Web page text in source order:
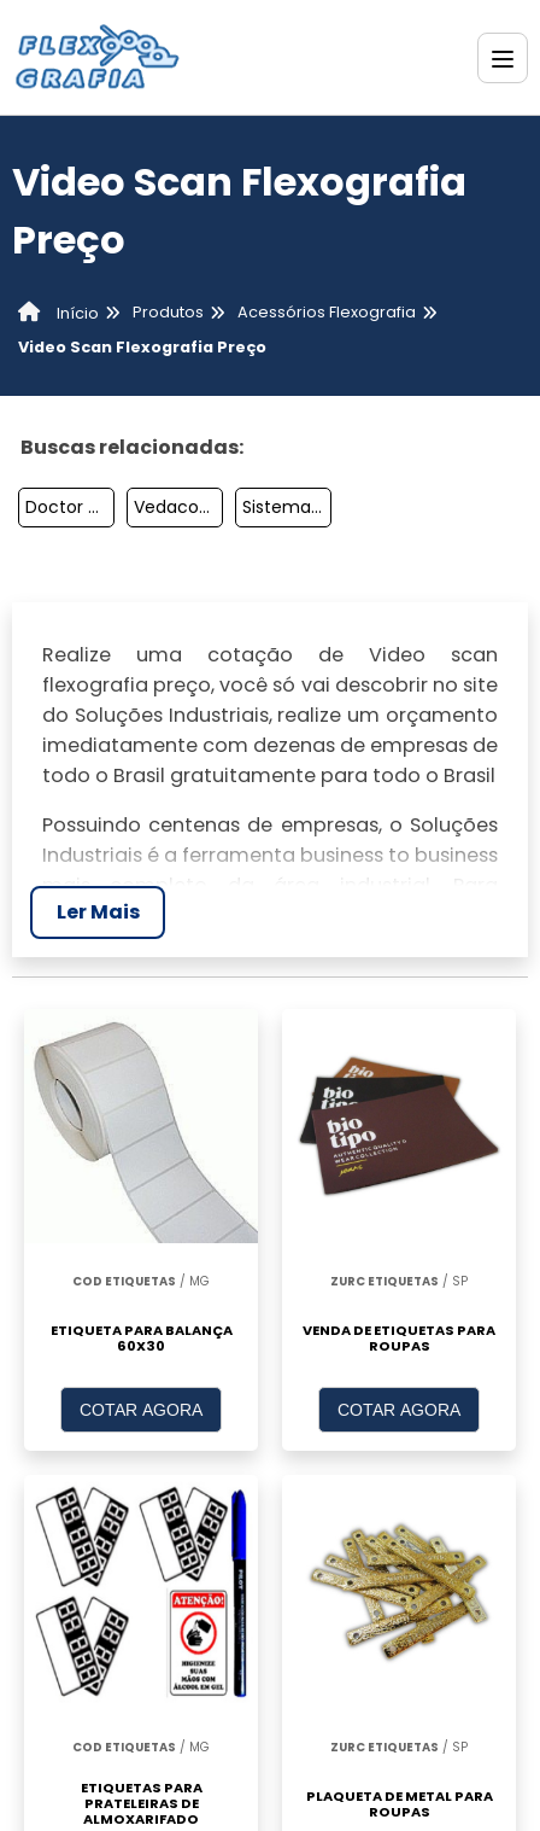
Video Scan Flexografia
Preço
Início Produtos
Acessórios Flexografia
Video Scan Flexografia Preço
Buscas relacionadas:
Doctor Blade Flexografia Vedacoes Para Doctor Blade Sistema De Desbobinamento
Realize uma cotação de Video scan
flexografia preço, você só vai descobrir no site
do Soluções Industriais, realize um orçamento
imediatamente com dezenas de empresas de
todo o Brasil gratuitamente para todo o Brasil
Possuindo centenas de empresas, o Soluções
Industriais é a ferramenta business to business
mais completo da área industrial. Para
realizar um orçamento de Video scan
flexografia preço, clique em um ou mais dos
anuciantes a seguir:
Ler Mais
COD ETIQUETAS / MG
ETIQUETA PARA BALANÇA
60X30
COTAR AGORA
ZURC ETIQUETAS / SP
VENDA DE ETIQUETAS PARA
ROUPAS
COTAR AGORA
COD ETIQUETAS / MG
ETIQUETAS PARA
PRATELEIRAS DE
ALMOXARIFADO
ZURC ETIQUETAS / SP
PLAQUETA DE METAL PARA
ROUPAS